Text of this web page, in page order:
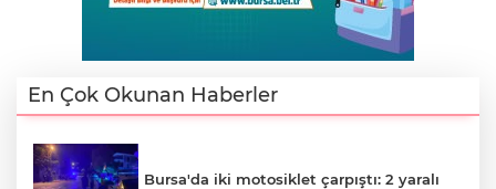
En Çok Okunan Haberler
Bursa'da iki motosiklet çarpıştı: 2 yaralı